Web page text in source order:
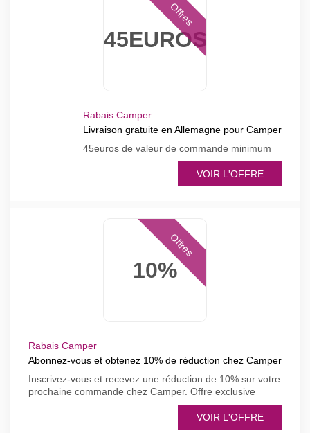
45EUROS
Offres
Rabais Camper
Livraison gratuite en Allemagne pour Camper
45euros de valeur de commande minimum
VOIR L'OFFRE
10%
Offres
Rabais Camper
Abonnez-vous et obtenez 10% de réduction chez Camper
Inscrivez-vous et recevez une réduction de 10% sur votre
prochaine commande chez Camper. Offre exclusive
VOIR L'OFFRE